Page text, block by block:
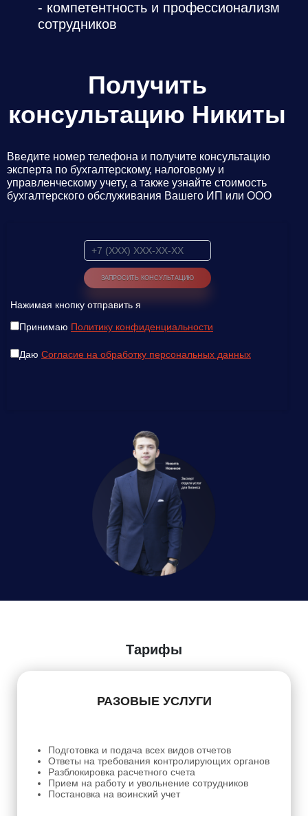
- компетентность и профессионализм
сотрудников
Получить
консультацию Никиты
Введите номер телефона и получите консультацию
эксперта по бухгалтерскому, налоговому и
управленческому учету, а также узнайте стоимость
бухгалтерского обслуживания Вашего ИП или ООО
Нажимая кнопку отправить я
Принимаю Политику конфиденциальности
Даю Согласие на обработку персональных данных
Тарифы
РАЗОВЫЕ УСЛУГИ
Подготовка и подача всех видов отчетов
Ответы на требования контролирующих органов
Разблокировка расчетного счета
Прием на работу и увольнение сотрудников
Постановка на воинский учет
ДаюСогласие на обработку персональных данных